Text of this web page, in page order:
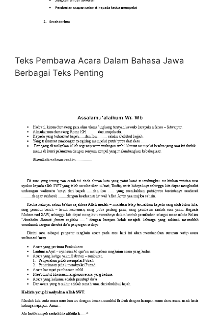
Teks Pembawa Acara Dalam Bahasa Jawa
Berbagai Teks Penting